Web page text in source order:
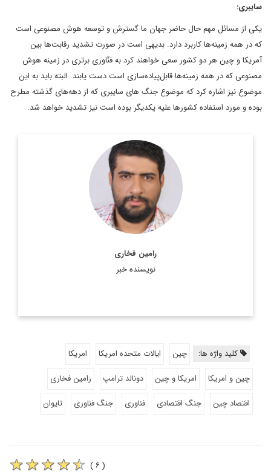
سایبری:
یکی از مسائل مهم حال حاضر جهان ما گسترش و توسعه هوش مصنوعی است
که در همه زمینه‌ها کاربرد دارد. بدیهی است در صورت تشدید رقابت‌ها بین
آمریکا و چین هر دو کشور سعی خواهند کرد به فنّاوری برتری در زمینه هوش
مصنوعی که در همه زمینه‌ها قابل‌پیاده‌سازی است دست یابند. البته باید به این
موضوع نیز اشاره کرد که موضوع جنگ های سایبری که از دهه‌های گذشته مطرح
بوده‌ و مورد استفاده کشورها علیه یکدیگر بوده ‌است نیز تشدید خواهد شد.
رامین فخاری
نویسنده خبر
کارشناسی علوم سیاسی و کارشناسی ارشد مطالعات خاورمیانه علامه
طباطبایی
اطلاعات بیشتر
کلید واژه ها: چین ایالات متحده امریکا
امریکا
چین و امریکا
امریکا و چین دونالد ترامپ
رامین فخاری
اقتصاد چین
جنگ اقتصادی فناوری جنگ فناوری تایوان
( ۶ )